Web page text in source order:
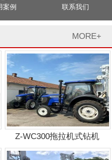
案例 联系我们
MORE+
Z-WC300拖拉机式钻机